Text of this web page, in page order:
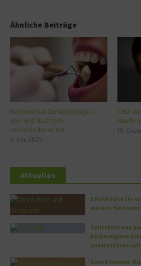
Ähnliche Beiträge
Narkose bei Zahnarztangst –
Vor- und Nachteile
verschiedener Vari ...
2. Juni 2025
CBD:
18.
Aktuelles
5 Methoden für
müssen Sie
Zellschutz neu
körpereigene
unterstützen soll
Sonne tanken: